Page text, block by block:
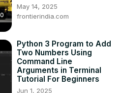
May 14, 2025
frontierindia.com
Python 3 Program to Add
Two Numbers Using
Command Line
Arguments in Terminal
Tutorial For Beginners
Jun 1, 2025